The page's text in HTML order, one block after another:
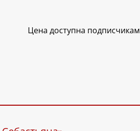
Цена доступна подписчикам